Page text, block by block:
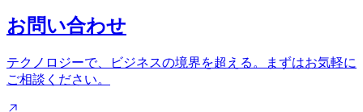
お問い合わせ
テクノロジーで、ビジネスの境界を超える。まずはお気軽に
ご相談ください。